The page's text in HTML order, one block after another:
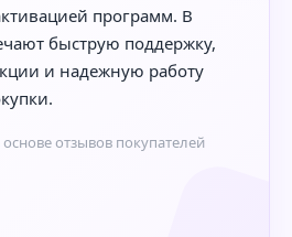
программ. В
быструю поддержку,
и надежную работу
отзывов покупателей